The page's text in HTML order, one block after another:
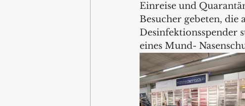
Einreise und
Besucher gebeten,
Desinfektionsspender
eines Mund-